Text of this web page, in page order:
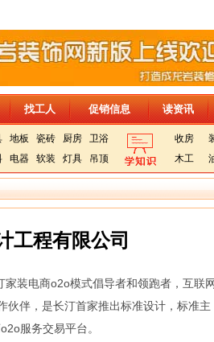
找工人 促销信息 读资讯
地板 瓷砖 厨房
卫浴
电器 软装 灯具 吊顶
收房
木工
工程有限公司
装电商o2o模式倡导者和领跑者，互联
伙伴，是长汀首家推出标准设计，标准主
服务交易平台。